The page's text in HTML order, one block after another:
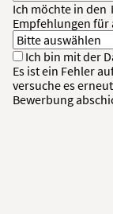
Ich möchte in den
Empfehlungen für
Ich bin mit der
Es ist ein Fehler
versuche es
Bewerbung